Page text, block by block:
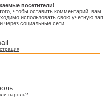
посетители!
чтобы оставить комментарий, вам
использовать свою учетную
через социальные сети.
пароль?